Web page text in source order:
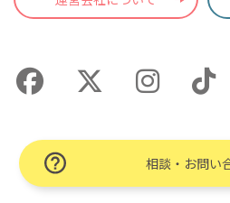
相談・お問い